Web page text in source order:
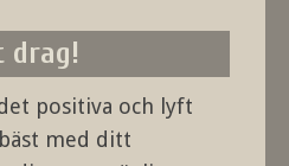
drag!
positiva och lyft
med ditt